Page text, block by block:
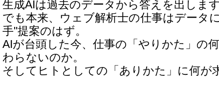
生成AIは過去のデータから答えを出しま
でも本来、ウェブ解析士の仕事はデータ
手"提案のはず。
AIが台頭した今、仕事の「やりかた」の
わらないのか。
そしてヒトとしての「ありかた」に何が